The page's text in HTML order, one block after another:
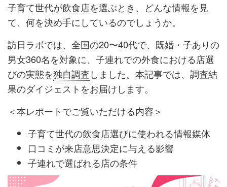
加
子育て世代が飲食店を選ぶとき、どんな情報を見
て、何を決め手にしているのでしょうか。
訪日ラボでは、全国の20〜40代で、既婚・子ありの
男女360名を対象に、子連れでの外食における店選
びの実態を独自調査しました。本記事では、調査結
果のダイジェストをお届けします。
＜本レポートでご覧いただける内容＞
子育て世代の飲食店選びに使われる情報媒体
口コミが来店意思決定に与える影響
子連れで選ばれる店の条件